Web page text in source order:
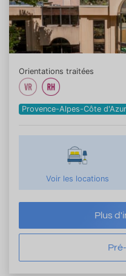
Orientations traitées
Provence-Alpes-Côte d'Azur
Voir les locations
Plus